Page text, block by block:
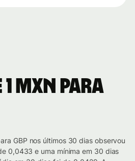
MXN para
GBP nos últimos 30 dias observou
0,0433 e uma mínima em 30 dias